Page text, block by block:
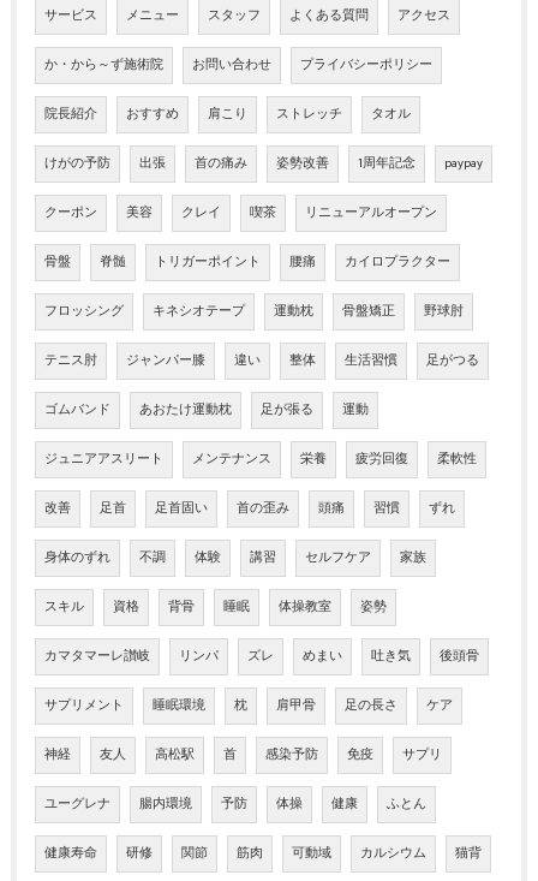
サービス メニュー スタッフ よくある質問 アクセス
か・から～ず施術院 お問い合わせ プライバシーポリシー
院長紹介 おすすめ 肩こり ストレッチ タオル
けがの予防 出張 首の痛み 姿勢改善 1周年記念 paypay
クーポン 美容 クレイ 喫茶 リニューアルオープン
骨盤 脊髄 トリガーポイント 腰痛 カイロプラクター
フロッシング キネシオテープ 運動枕 骨盤矯正 野球肘
テニス肘 ジャンパー膝 違い 整体 生活習慣 足がつる
ゴムバンド あおたけ運動枕 足が張る 運動
ジュニアアスリート メンテナンス 栄養 疲労回復 柔軟性
改善 足首 足首固い 首の歪み 頭痛 習慣 ずれ
身体のずれ 不調 体験 講習 セルフケア 家族
スキル 資格 背骨 睡眠 体操教室 姿勢
カマタマーレ讃岐 リンパ ズレ めまい 吐き気 後頭骨
サプリメント 睡眠環境 枕 肩甲骨 足の長さ ケア
神経 友人 高松駅 首 感染予防 免疫 サプリ
ユーグレナ 腸内環境 予防 体操 健康 ふとん
健康寿命 研修 関節 筋肉 可動域 カルシウム 猫背